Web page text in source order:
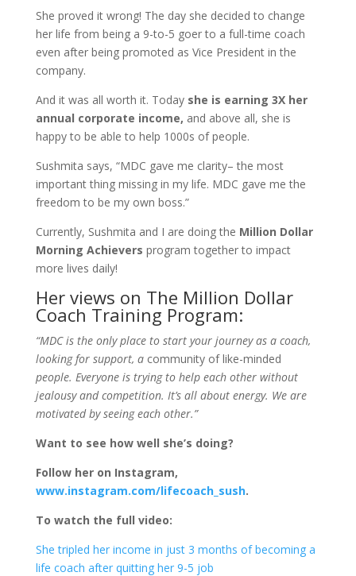
She proved it wrong! The day she decided to change
her life from being a 9-to-5 goer to a full-time coach
even after being promoted as Vice President in the
company.
And it was all worth it. Today she is earning 3X her
annual corporate income, and above all, she is
happy to be able to help 1000s of people.
Sushmita says, “MDC gave me clarity– the most
important thing missing in my life. MDC gave me the
freedom to be my own boss.”
Currently, Sushmita and I are doing the Million Dollar
Morning Achievers program together to impact
more lives daily!
Her views on The Million Dollar
Coach Training Program:
“MDC is the only place to start your journey as a coach,
looking for support, a community of like-minded
people. Everyone is trying to help each other without
jealousy and competition. It’s all about energy. We are
motivated by seeing each other.”
Want to see how well she’s doing?
Follow her on Instagram,
www.instagram.com/lifecoach_sush.
To watch the full video:
She tripled her income in just 3 months of becoming a
life coach after quitting her 9-5 job